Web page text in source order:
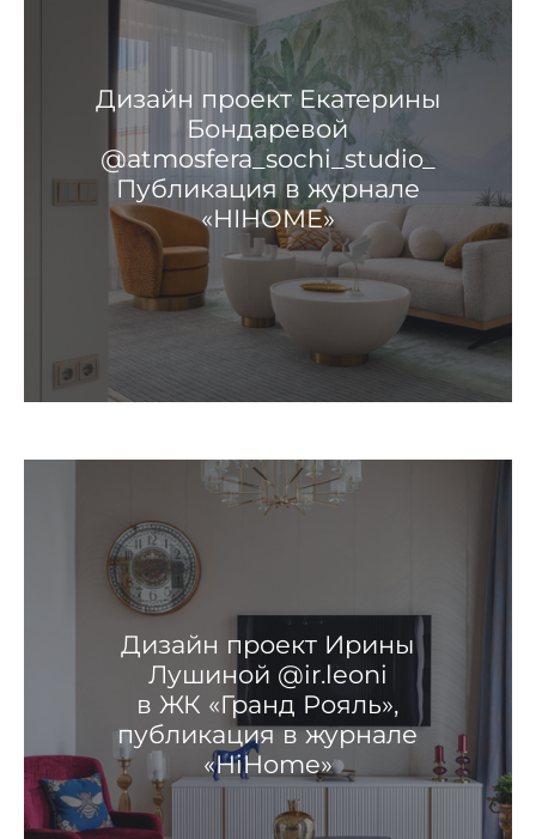
Дизайн проект Екатерины
Бондаревой
@atmosfera_sochi_studio_
Публикация в журнале
«HIHOME»
Дизайн проект Ирины
Лушиной @ir.leoni
в ЖК «Гранд Рояль»,
публикация в журнале
«HiHome»